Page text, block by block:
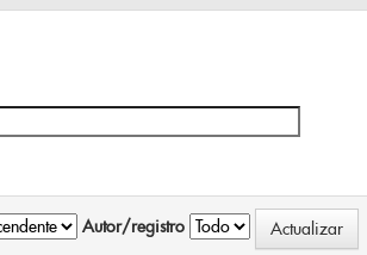
Autor/registro